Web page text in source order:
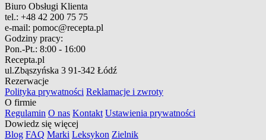
Biuro Obsługi Klienta
tel.: +48 42 200 75 75
e-mail: pomoc@recepta.pl
Godziny pracy:
Pon.-Pt.: 8:00 - 16:00
Recepta.pl
ul.Zbąszyńska 3 91-342 Łódź
Rezerwacje
Polityka prywatności Reklamacje i zwroty
O firmie
Regulamin O nas Kontakt Ustawienia prywatności
Dowiedz się więcej
Blog FAQ Marki Leksykon Zielnik